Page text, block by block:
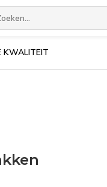
KWALITEIT